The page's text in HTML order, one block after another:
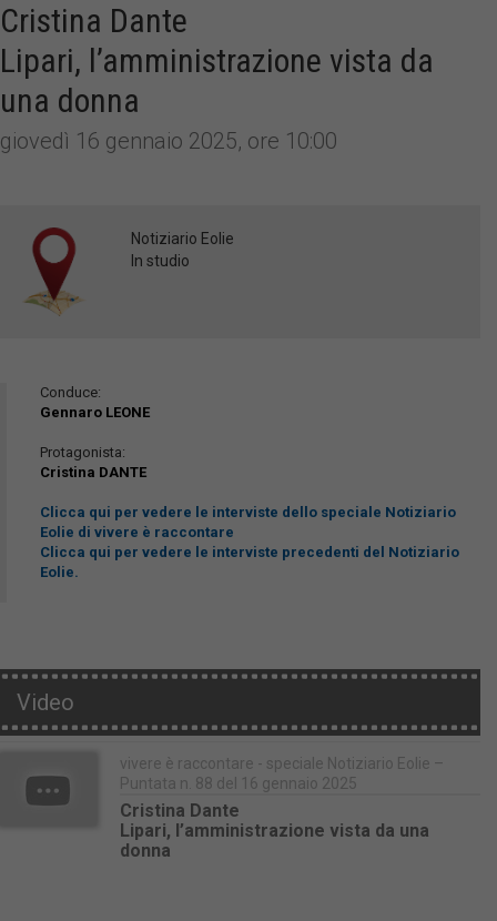
Cristina Dante
Lipari, l’amministrazione vista da
una donna
giovedì 16 gennaio 2025, ore 10:00
Notiziario Eolie
In studio
Conduce:
Gennaro LEONE
Protagonista:
Cristina DANTE
Clicca qui per vedere le interviste dello speciale Notiziario
Eolie di vivere è raccontare
Clicca qui per vedere le interviste precedenti del Notiziario
Eolie.
Video
vivere è raccontare - speciale Notiziario Eolie –
Puntata n. 88 del 16 gennaio 2025
Cristina Dante
Lipari, l’amministrazione vista da una
donna